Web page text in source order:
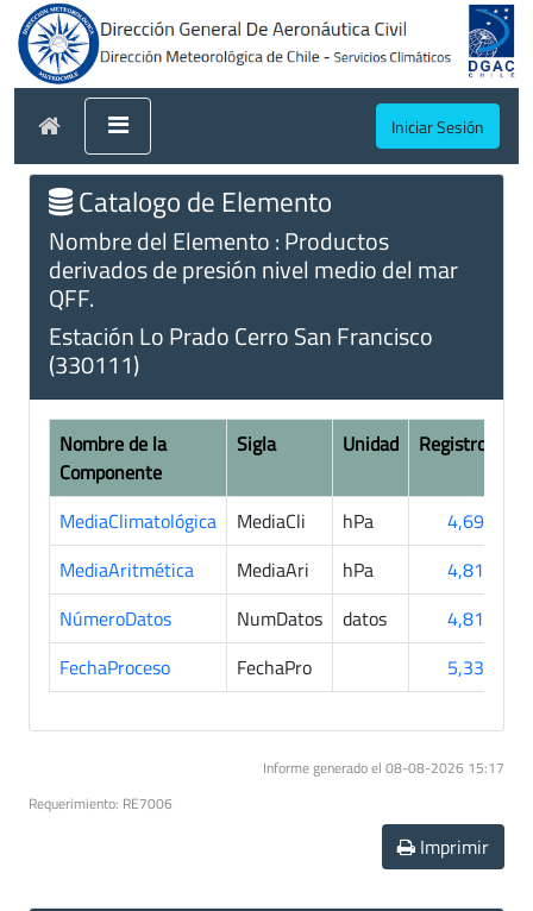
Iniciar Sesión
Catalogo de Elemento
Nombre del Elemento : Productos
derivados de presión nivel medio del mar
QFF.
Estación Lo Prado Cerro San Francisco
(330111)
Nombre de la
Componente
Sigla Unidad Registros
MediaClimatológica MediaCli hPa
4,690
MediaAritmética
MediaAri hPa
4,811
NúmeroDatos
NumDatos datos
4,811
FechaProceso
FechaPro 5,333
Informe generado el 08-08-2026 15:17
Requerimiento: RE7006
Imprimir